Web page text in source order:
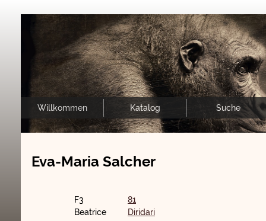
Willkommen Katalog Suche
Eva-Maria Salcher
F3
81
Beatrice
Diridari